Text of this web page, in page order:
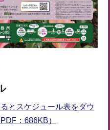
とスケジュール表をダウ
：686KB）